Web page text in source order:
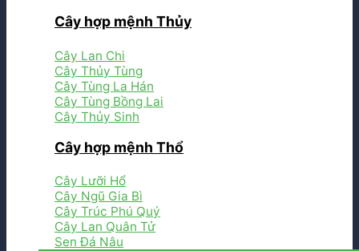
Cây hợp mệnh Thủy
Cây Lan Chi
Cây Thủy Tùng
Cây Tùng La Hán
Cây Tùng Bồng Lai
Cây Thủy Sinh
Cây hợp mệnh Thổ
Cây Lưỡi Hổ
Cây Ngũ Gia Bì
Cây Trúc Phú Quý
Cây Lan Quân Tử
Sen Đá Nâu